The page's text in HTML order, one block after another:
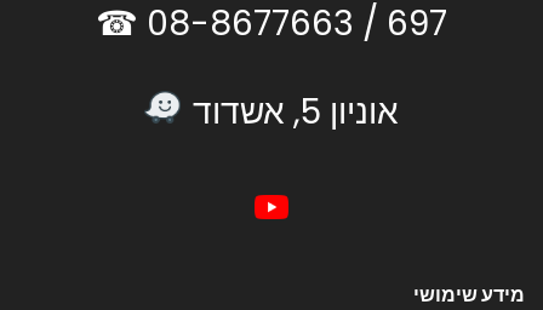
697 /
אוניון 5, אשדוד
מידע שימושי